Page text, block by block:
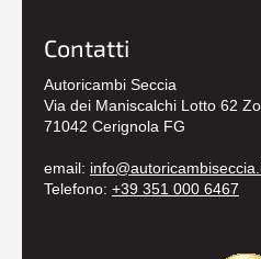
Contatti
Autoricambi Seccia
Via dei Maniscalchi Lotto 62
71042 Cerignola FG
email:
Telefono: +39 351 000 6467